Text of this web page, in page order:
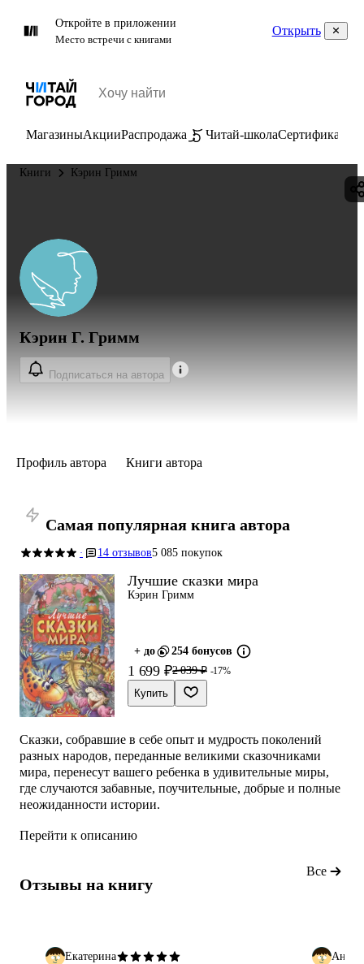
Откройте в приложении
Место встречи с книгами
Открыть
МагазиныАкцииРаспродажа Читай-школаСертификаты
Книги Кэрин Гримм
Кэрин Г. Гримм
Подписаться на автора
Профиль автора Книги автора
Самая популярная книга автора
· 14 отзывов5 085 покупок
Лучшие сказки мира
Кэрин Гримм
+ до 254 бонусов
1 699 ₽2 039 ₽ -17%
Купить
Сказки, собравшие в себе опыт и мудрость поколений
разных народов, переданные великими сказочниками
мира, перенесут вашего ребенка в удивительные миры,
где случаются забавные, поучительные, добрые и полные
неожиданности истории.
Перейти к описанию
Отзывы на книгу
Все
Екатерина Анна